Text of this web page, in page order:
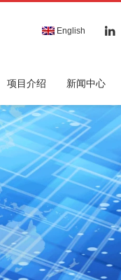
English
项目介绍 新闻中心